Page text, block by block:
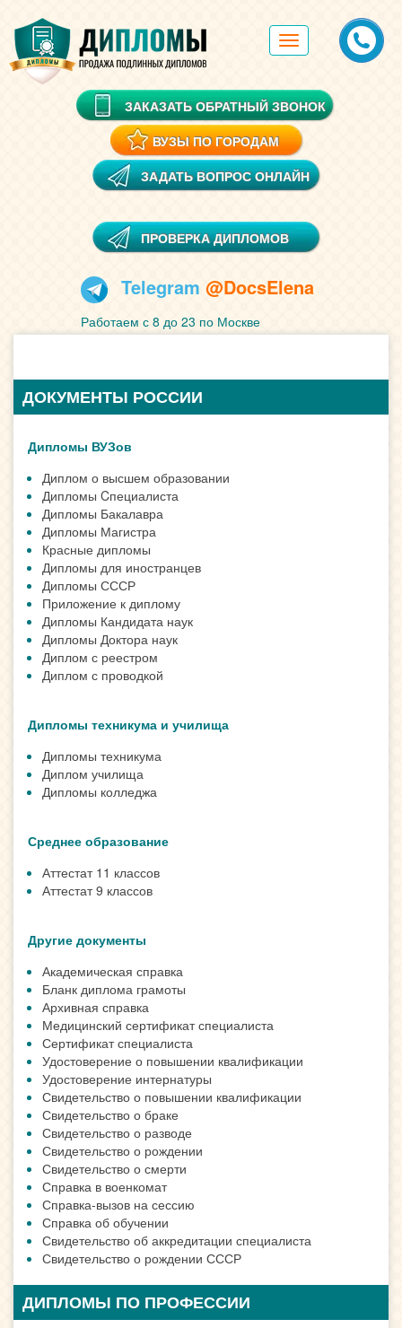
Toggle
navigation
ЗАКАЗАТЬ ОБРАТНЫЙ ЗВОНОК
ВУЗЫ ПО ГОРОДАМ
ЗАДАТЬ ВОПРОС ОНЛАЙН
ПРОВЕРКА ДИПЛОМОВ
Telegram @DocsElena
Работаем с 8 до 23 по Москве
ДОКУМЕНТЫ РОССИИ
Дипломы ВУЗов
Диплом о высшем образовании
Дипломы Cпециалиста
Дипломы Бакалавра
Дипломы Магистра
Красные дипломы
Дипломы для иностранцев
Дипломы СССР
Приложение к диплому
Дипломы Кандидата наук
Дипломы Доктора наук
Диплом с реестром
Диплом с проводкой
Дипломы техникума и училища
Дипломы техникума
Диплом училища
Дипломы колледжа
Среднее образование
Аттестат 11 классов
Аттестат 9 классов
Другие документы
Академическая справка
Бланк диплома грамоты
Архивная справка
Медицинский сертификат специалиста
Сертификат специалиста
Удостоверение о повышении квалификации
Удостоверение интернатуры
Свидетельство о повышении квалификации
Свидетельство о браке
Свидетельство о разводе
Свидетельство о рождении
Свидетельство о смерти
Справка в военкомат
Справка-вызов на сессию
Справка об обучении
Свидетельство об аккредитации специалиста
Свидетельство о рождении СССР
ДИПЛОМЫ ПО ПРОФЕССИИ